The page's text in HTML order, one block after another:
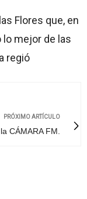
Flores que, en
lo mejor de las
regió
PRÓXIMO ARTÍCULO
CÁMARA FM.